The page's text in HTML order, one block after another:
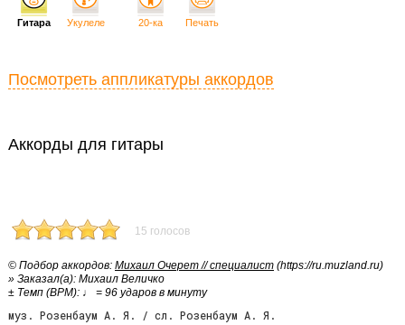
Аккорды для гитары
15 голосов
© Подбор аккордов: Михаил Очерет // специалист (https://ru.muzland.ru)
» Заказал(а): Михаил Величко
± Темп (BPM): ♩ = 96 ударов в минуту
муз. Розенбаум А. Я. / сл. Розенбаум А. Я.
Гитара Укулеле 20-ка Печать
Посмотреть аппликатуры аккордов